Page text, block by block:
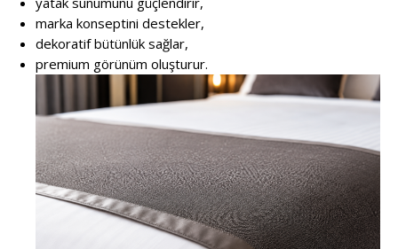
marka konseptini destekler,
dekoratif bütünlük sağlar,
premium görünüm oluşturur.